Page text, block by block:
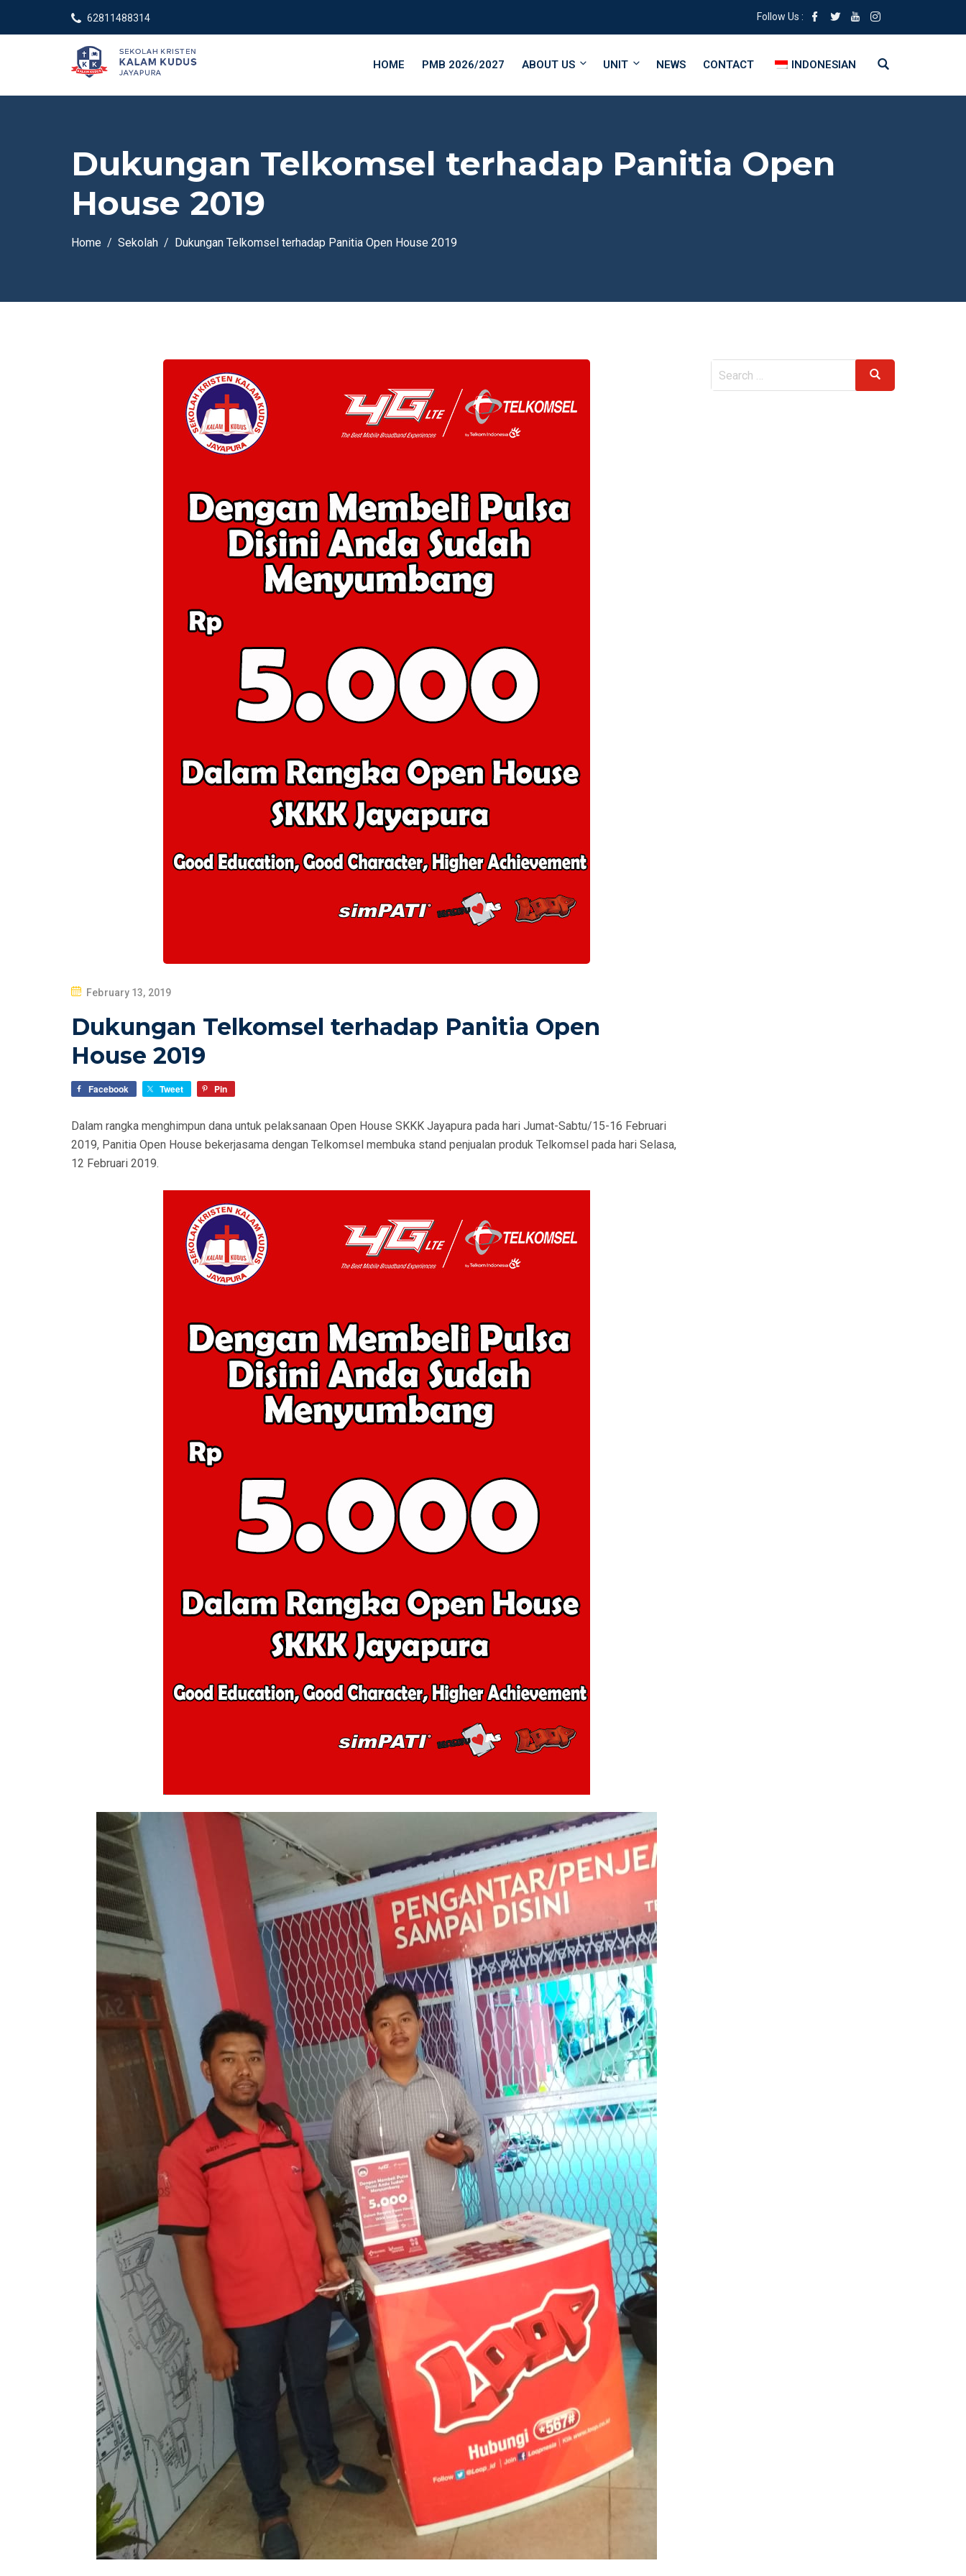
62811488314 Follow Us :
HOME PMB 2026/2027 ABOUT US UNIT NEWS CONTACT INDONESIAN
Dukungan Telkomsel terhadap Panitia Open
House 2019
Home Sekolah Dukungan Telkomsel terhadap Panitia Open House 2019
P
S
T
E
D
N
February 13, 2019
Dukungan Telkomsel terhadap Panitia Open
House 2019
Facebook Tweet Pin
Dalam rangka menghimpun dana untuk pelaksanaan Open House SKKK Jayapura pada hari Jumat-Sabtu/15-16 Februari
2019, Panitia Open House bekerjasama dengan Telkomsel membuka stand penjualan produk Telkomsel pada hari Selasa,
12 Februari 2019.
Search
for:
Search